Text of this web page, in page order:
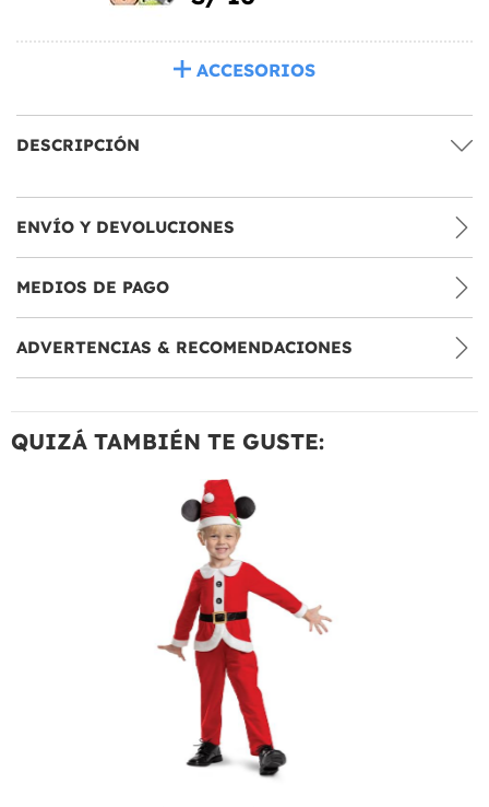
ACCESORIOS
DESCRIPCIÓN
ENVÍO Y DEVOLUCIONES
MEDIOS DE PAGO
ADVERTENCIAS & RECOMENDACIONES
QUIZÁ TAMBIÉN TE GUSTE: